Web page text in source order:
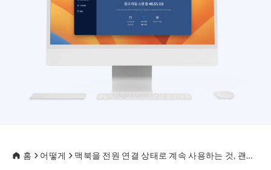
프라이버시
조항
환불
홈 어떻게 맥북을 전원 연결 상태로 계속 사용하는 것, 괜찮은가요?